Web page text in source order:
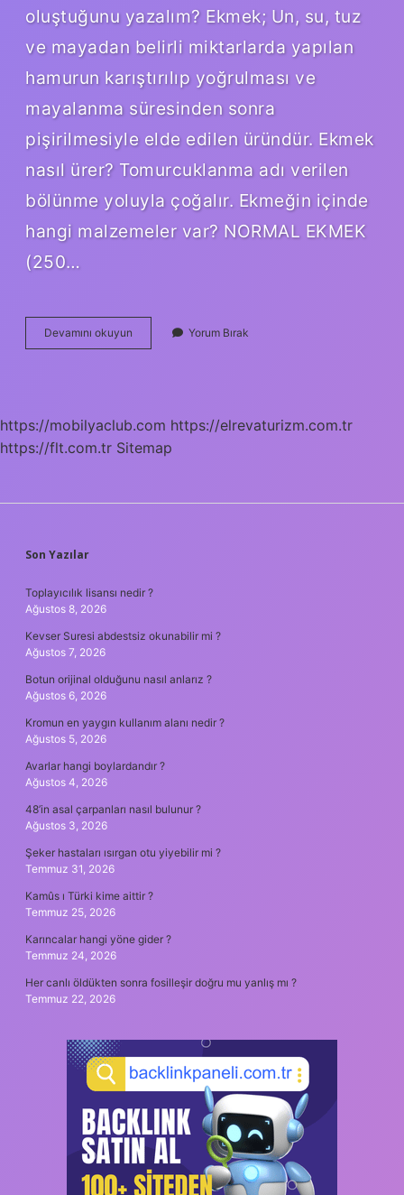
oluştuğunu yazalım? Ekmek; Un, su, tuz
ve mayadan belirli miktarlarda yapılan
hamurun karıştırılıp yoğrulması ve
mayalanma süresinden sonra
pişirilmesiyle elde edilen üründür. Ekmek
nasıl ürer? Tomurcuklanma adı verilen
bölünme yoluyla çoğalır. Ekmeğin içinde
hangi malzemeler var? NORMAL EKMEK
(250…
Devamını okuyun Ekmeğin
Aşamaları
Yorum Bırak
https://mobilyaclub.com https://elrevaturizm.com.tr
https://flt.com.tr Sitemap
SIDEBAR
Son Yazılar
Toplayıcılık lisansı nedir ?
Ağustos 8, 2026
Kevser Suresi abdestsiz okunabilir mi ?
Ağustos 7, 2026
Botun orijinal olduğunu nasıl anlarız ?
Ağustos 6, 2026
Kromun en yaygın kullanım alanı nedir ?
Ağustos 5, 2026
Avarlar hangi boylardandır ?
Ağustos 4, 2026
48’in asal çarpanları nasıl bulunur ?
Ağustos 3, 2026
Şeker hastaları ısırgan otu yiyebilir mi ?
Temmuz 31, 2026
Kamûs ı Türki kime aittir ?
Temmuz 25, 2026
Karıncalar hangi yöne gider ?
Temmuz 24, 2026
Her canlı öldükten sonra fosilleşir doğru mu yanlış mı ?
Temmuz 22, 2026